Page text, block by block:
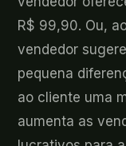
R$ 99,90. Ou,
vendedor
pequena
ao cliente uma
aumenta as